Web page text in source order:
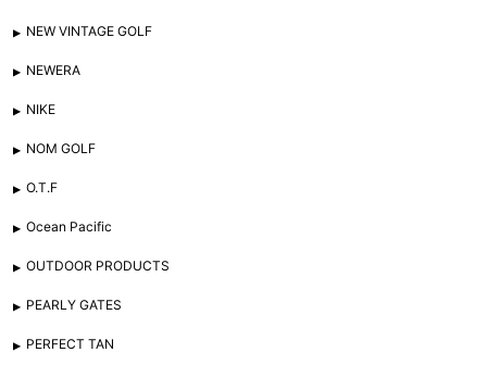
NEW VINTAGE GOLF
NEWERA
NIKE
NOM GOLF
O.T.F
Ocean Pacific
OUTDOOR PRODUCTS
PEARLY GATES
PERFECT TAN